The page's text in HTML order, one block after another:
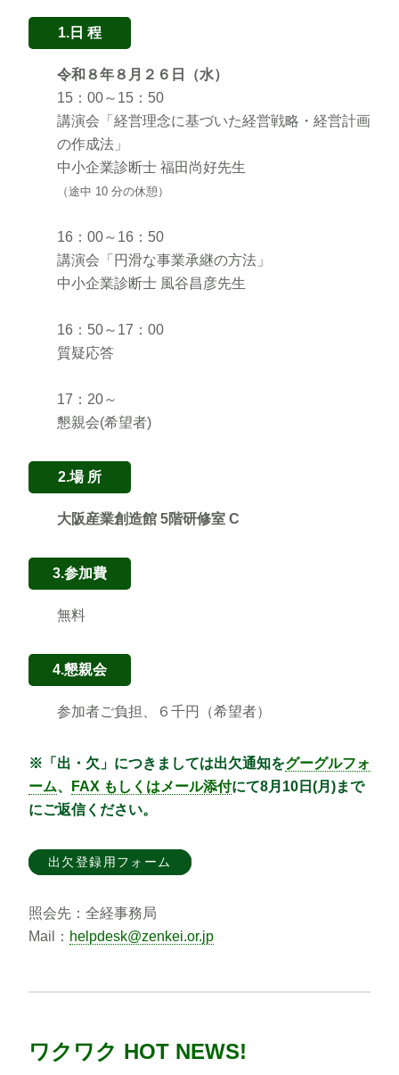
1.日 程
令和８年８月２６日（水）
15：00～15：50
講演会「経営理念に基づいた経営戦略・経営計画
の作成法」
中小企業診断士 福田尚好先生
（途中 10 分の休憩）
16：00～16：50
講演会「円滑な事業承継の方法」
中小企業診断士 風谷昌彦先生
16：50～17：00
質疑応答
17：20～
懇親会(希望者)
2.場 所
大阪産業創造館 5階研修室 C
3.参加費
無料
4.懇親会
参加者ご負担、６千円（希望者）
※「出・欠」につきましては出欠通知をグーグルフォ
ーム、 FAX もしくはメール添付にて8月10日(月)まで
にご返信ください。
出欠登録用フォーム
照会先：全経事務局
Mail： helpdesk@zenkei.or.jp
ワクワク HOT NEWS!